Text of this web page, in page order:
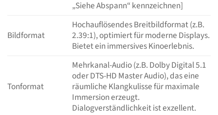
„Siehe Abspann“ kennzeichnen]
Bildformat
Hochauflösendes Breitbildformat (z.B.
2.39:1), optimiert für moderne Displays.
Bietet ein immersives Kinoerlebnis.
Tonformat
Mehrkanal-Audio (z.B. Dolby Digital 5.1
oder DTS-HD Master Audio), das eine
räumliche Klangkulisse für maximale
Immersion erzeugt.
Dialogverständlichkeit ist exzellent.